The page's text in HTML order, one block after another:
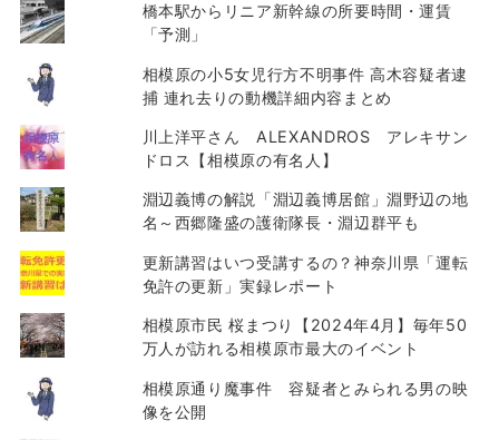
橋本駅からリニア新幹線の所要時間・運賃
「予測」
相模原の小5女児行方不明事件 高木容疑者逮
捕 連れ去りの動機詳細内容まとめ
川上洋平さん ALEXANDROS アレキサン
ドロス【相模原の有名人】
淵辺義博の解説「淵辺義博居館」淵野辺の地
名～西郷隆盛の護衛隊長・淵辺群平も
更新講習はいつ受講するの？神奈川県「運転
免許の更新」実録レポート
相模原市民 桜まつり【2024年4月】毎年50
万人が訪れる相模原市最大のイベント
相模原通り魔事件 容疑者とみられる男の映
像を公開